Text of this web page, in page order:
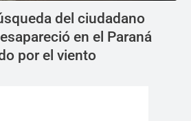
del ciudadano
en el Paraná
por el viento